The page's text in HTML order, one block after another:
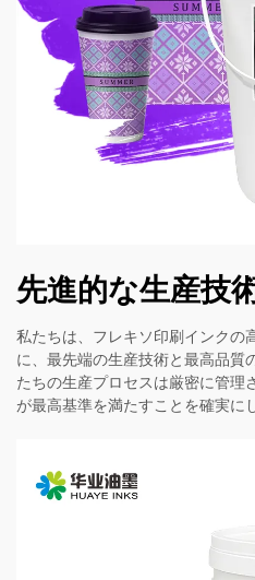
先進的な生産技
私たちは、フレキソ印刷インクの
に、最先端の生産技術と最高品質
たちの生産プロセスは厳密に管理
が最高基準を満たすことを確実に